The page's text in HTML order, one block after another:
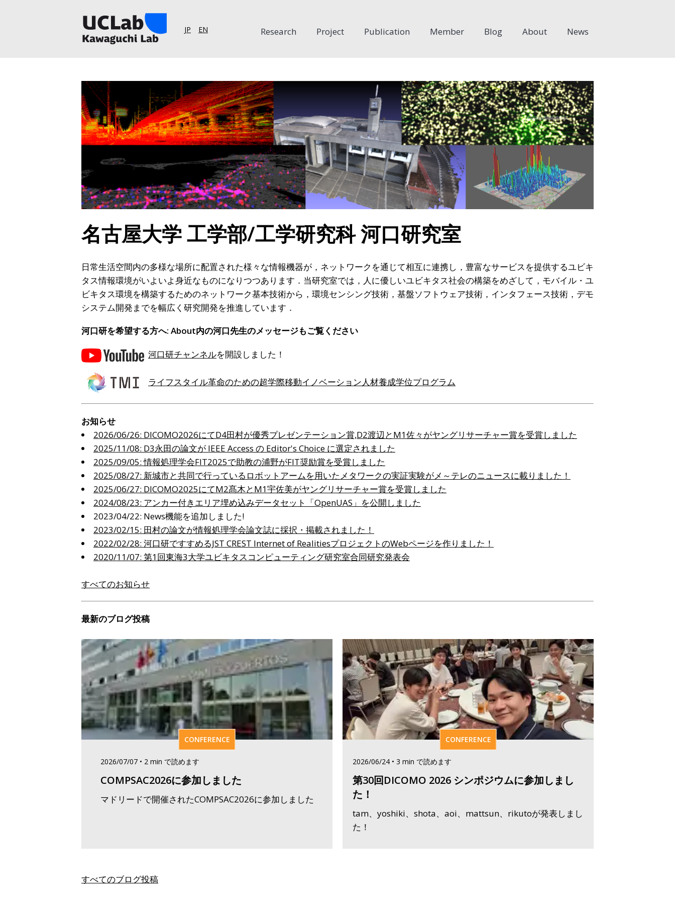
JP EN Research Project Publication Member Blog About News
名古屋大学 工学部/工学研究科 河口研究室
日常生活空間内の多様な場所に配置された様々な情報機器が，ネットワークを通じて相互に連携し，豊富なサービスを提供するユビキ
タス情報環境がいよいよ身近なものになりつつあります．当研究室では，人に優しいユビキタス社会の構築をめざして，モバイル・ユ
ビキタス環境を構築するためのネットワーク基本技術から，環境センシング技術，基盤ソフトウェア技術，インタフェース技術，デモ
システム開発までを幅広く研究開発を推進しています．
河口研を希望する方へ: About内の河口先生のメッセージもご覧ください
河口研チャンネルを開設しました！
ライフスタイル革命のための超学際移動イノベーション人材養成学位プログラム
お知らせ
2026/06/26: DICOMO2026にてD4田村が優秀プレゼンテーション賞,D2渡辺とM1佐々がヤングリサーチャー賞を受賞しました
2025/11/08: D3永田の論文が IEEE Access の Editor's Choice に選定されました
2025/09/05:情報処理学会FIT2025で助教の浦野がFIT奨励賞を受賞しました
2025/08/27: 新城市と共同で行っているロボットアームを用いたメタワークの実証実験がメ～テレのニュースに載りました！
2025/06/27: DICOMO2025にてM2髙木とM1宇佐美がヤングリサーチャー賞を受賞しました
2024/08/23: アンカー付きエリア埋め込みデータセット「OpenUAS」を公開しました
2023/04/22: News機能を追加しました!
2023/02/15: 田村の論文が情報処理学会論文誌に採択・掲載されました！
2022/02/28: 河口研ですすめるJST CREST Internet of RealitiesプロジェクトのWebページを作りました！
2020/11/07: 第1回東海3大学ユビキタスコンピューティング研究室合同研究発表会
すべてのお知らせ
最新のブログ投稿
CONFERENCE
2026/07/07• 2min で読めます
COMPSAC2026に参加しました
マドリードで開催されたCOMPSAC2026に参加しました
CONFERENCE
2026/06/24 • 3 min で読めます
第30回DICOMO 2026 シンポジウムに参加しまし
た！
tam、yoshiki、shota、aoi、mattsun、rikutoが発表しまし
た！
すべてのブログ投稿